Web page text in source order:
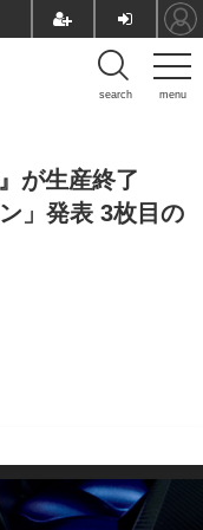
menu
search
が生産終了
」発表 3枚目の